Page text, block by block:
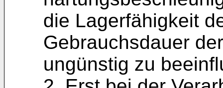
die Lagerfähigkeit
Gebrauchsdauer
ungünstig zu